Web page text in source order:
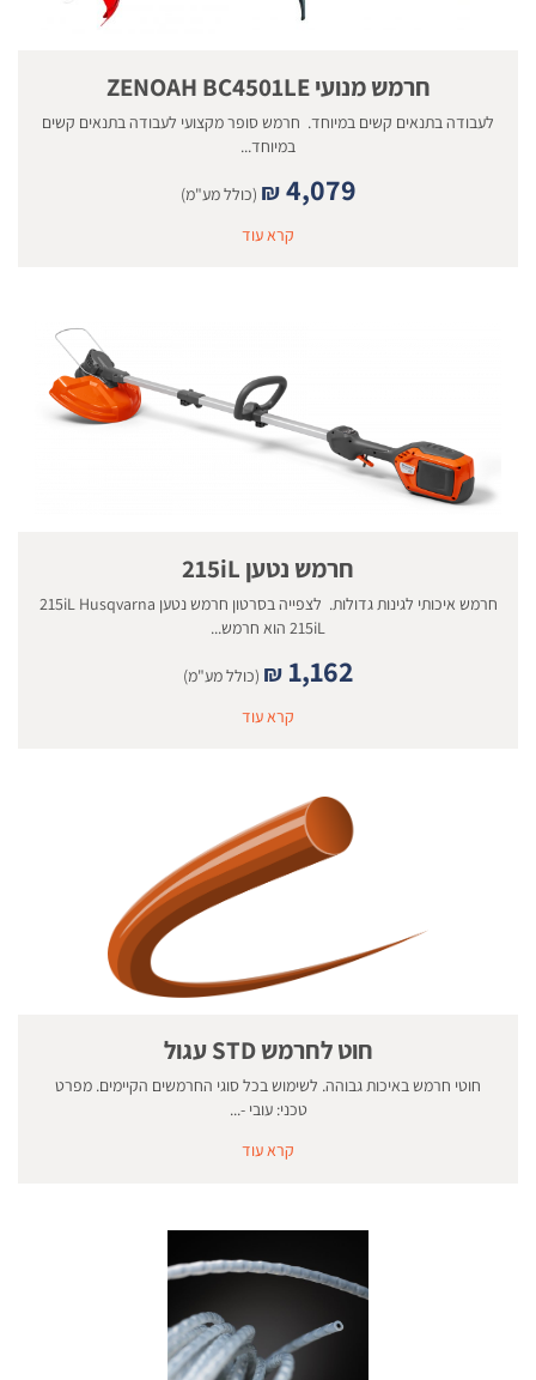
חרמש מנועי ZENOAH BC4501LE
לעבודה בתנאים קשים במיוחד. חרמש סופר מקצועי לעבודה בתנאים קשים
במיוחד...
₪ 4,079
(כולל מע"מ)
קרא עוד
חרמש נטען 215iL
חרמש איכותי לגינות גדולות. לצפייה בסרטון חרמש נטען 215iL Husqvarna
215iL הוא חרמש...
₪ 1,162
(כולל מע"מ)
קרא עוד
חוט לחרמש STD עגול
חוטי חרמש באיכות גבוהה. לשימוש בכל סוגי החרמשים הקיימים. מפרט
טכני: עובי -...
קרא עוד